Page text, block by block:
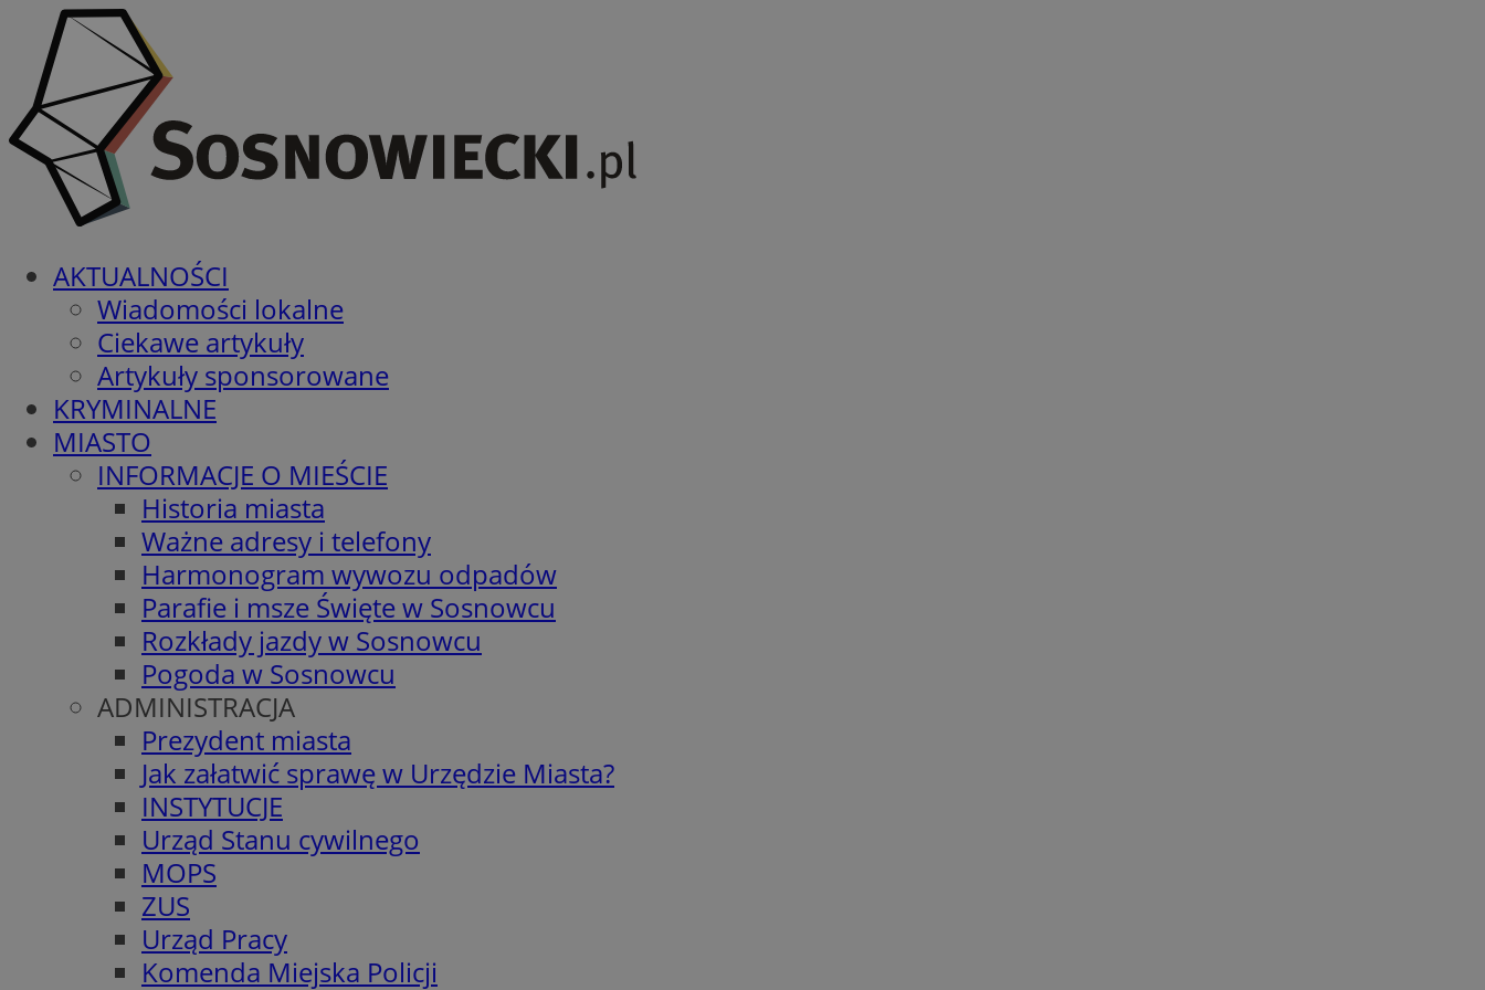
AKTUALNOŚCI
Wiadomości lokalne
Ciekawe artykuły
Artykuły sponsorowane
KRYMINALNE
MIASTO
INFORMACJE O MIEŚCIE
Historia miasta
Ważne adresy i telefony
Harmonogram wywozu odpadów
Parafie i msze Święte w Sosnowcu
Rozkłady jazdy w Sosnowcu
Pogoda w Sosnowcu
ADMINISTRACJA
Prezydent miasta
Jak załatwić sprawę w Urzędzie Miasta?
INSTYTUCJE
Urząd Stanu cywilnego
MOPS
ZUS
Urząd Pracy
Komenda Miejska Policji